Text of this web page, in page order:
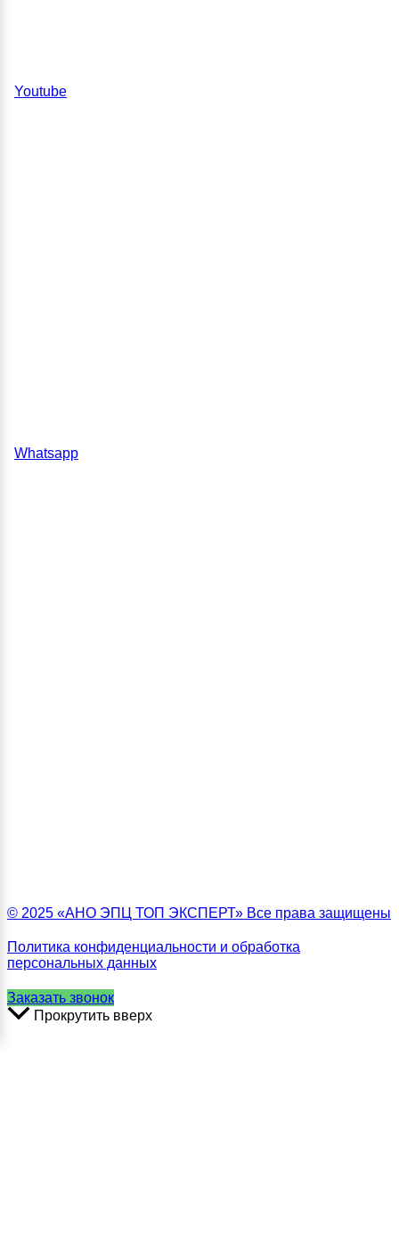
Youtube
Whatsapp
© 2025 «АНО ЭПЦ ТОП ЭКСПЕРТ» Все права защищены
Политика конфиденциальности и обработка
персональных данных
Заказать звонок
Прокрутить вверх